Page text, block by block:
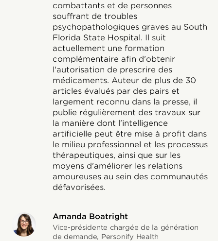
combattants et de personnes
souffrant de troubles
psychopathologiques graves au South
Florida State Hospital. Il suit
actuellement une formation
complémentaire afin d'obtenir
l'autorisation de prescrire des
médicaments. Auteur de plus de 30
articles évalués par des pairs et
largement reconnu dans la presse, il
publie régulièrement des travaux sur
la manière dont l'intelligence
artificielle peut être mise à profit dans
le milieu professionnel et les processus
thérapeutiques, ainsi que sur les
moyens d'améliorer les relations
amoureuses au sein des communautés
défavorisées.
Amanda Boatright
Vice-présidente chargée de la génération
de demande, Personify Health